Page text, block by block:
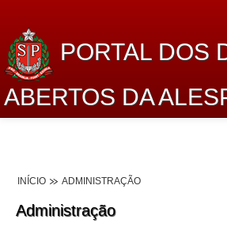
PORTAL DOS
ABERTOS DA
Dados Abertos Alesp
Lei de Acesso à Informação
INÍCIO ADMINISTRAÇÃO
Administração